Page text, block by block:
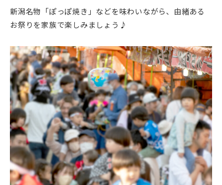
新潟名物「ぽっぽ焼き」などを味わいながら、由緒ある
お祭りを家族で楽しみましょう♪